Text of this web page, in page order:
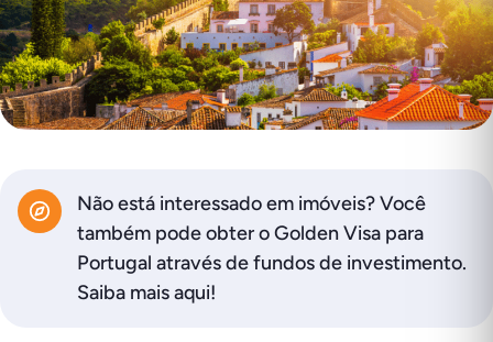
Não está interessado em imóveis? Você
também pode obter o Golden Visa para
Portugal através de fundos de investimento.
Saiba mais aqui!